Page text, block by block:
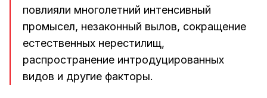
повлияли многолетний интенсивный
промысел, незаконный вылов, сокращение
естественных нерестилищ,
распространение интродуцированных
видов и другие факторы.